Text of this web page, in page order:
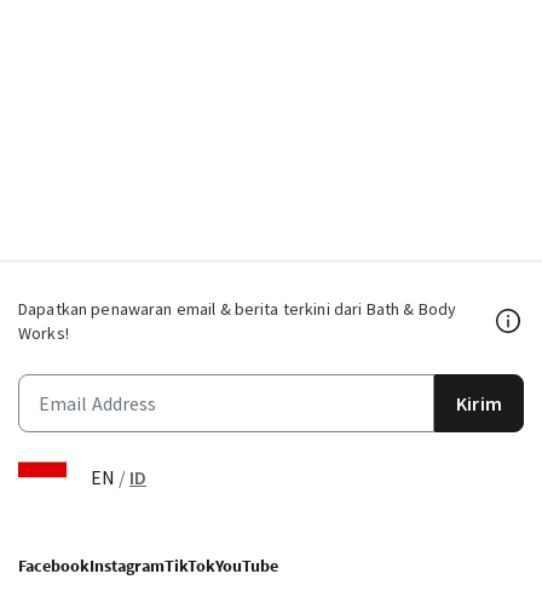
Dapatkan penawaran email & berita terkini dari Bath & Body
Works!
Kirim
EN / ID
FacebookInstagramTikTokYouTube